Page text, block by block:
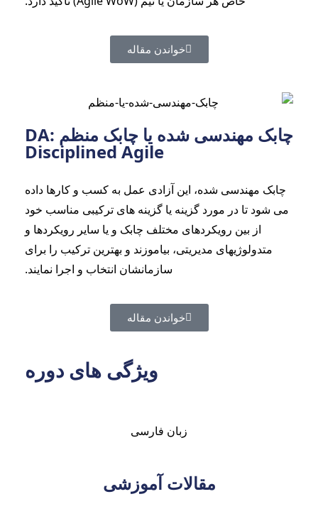
خواندن مقاله
چابک مهندسی شده یا چابک منظم DA:
Disciplined Agile
چابک مهندسی شده، این آزادی عمل به کسب و کارها داده
می شود تا در مورد گزینه یا گزینه های ترکیبی مناسب خود
از بین رویکردهای مختلف چابک و یا سایر رویکردها و
متدولوژیهای مدیریتی، بیاموزند و بهترین ترکیب را برای
سازمانشان انتخاب و اجرا نمایند.
خواندن مقاله
ویژگی های دوره
زبان فارسی
مقالات آموزشی